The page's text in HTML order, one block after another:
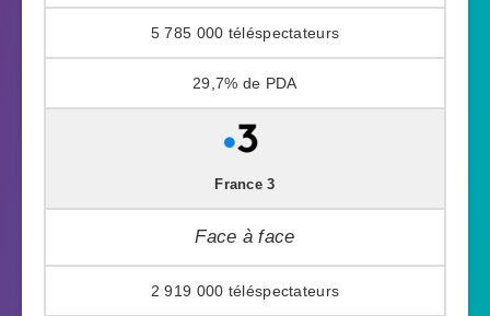
5 785 000
29,7%
France 3
Face à face
2 919 000